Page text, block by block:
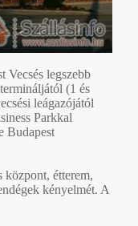
Vecsés legszebb
(1 és
leágazójától
Parkkal
Budapest
központ, étterem,
kényelmét. A